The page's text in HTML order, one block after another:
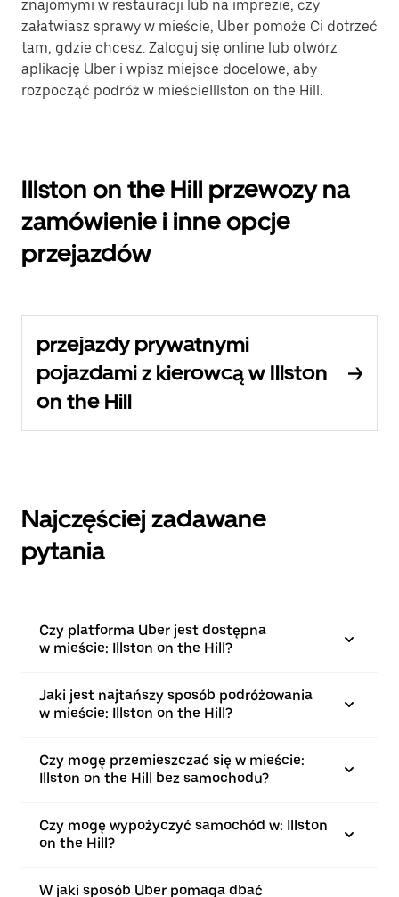
znajomymi w restauracji lub na imprezie, czy
załatwiasz sprawy w mieście, Uber pomoże Ci dotrzeć
tam, gdzie chcesz. Zaloguj się online lub otwórz
aplikację Uber i wpisz miejsce docelowe, aby
rozpocząć podróż w mieścieIllston on the Hill.
Illston on the Hill przewozy na
zamówienie i inne opcje
przejazdów
przejazdy prywatnymi
pojazdami z kierowcą w Illston
on the Hill
Najczęściej zadawane
pytania
Czy platforma Uber jest dostępna
w mieście: Illston on the Hill?
Jaki jest najtańszy sposób podróżowania
w mieście: Illston on the Hill?
Czy mogę przemieszczać się w mieście:
Illston on the Hill bez samochodu?
Czy mogę wypożyczyć samochód w: Illston
on the Hill?
W jaki sposób Uber pomaga dbać